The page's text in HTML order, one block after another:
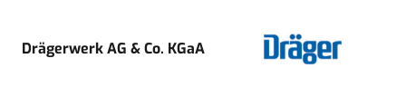
Drägerwerk AG & Co. KGaA